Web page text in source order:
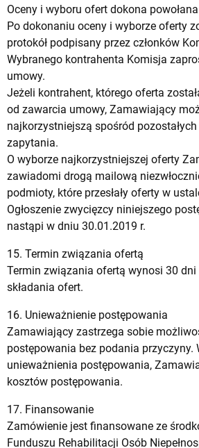
Oceny i wyboru ofert dokona
Po dokonaniu oceny i wyborze oferty
protokół podpisany przez członków
Wybranego kontrahenta Komisja
umowy.
Jeżeli kontrahent, którego oferta
od zawarcia umowy, Zamawiający
najkorzystniejszą spośród
zapytania.
O wyborze najkorzystniejszej oferty
zawiadomi drogą mailową
podmioty, które przesłały oferty w
Ogłoszenie zwycięzcy niniejszego
nastąpi w dniu 30.01.2019 r.
15. Termin związania ofertą
Termin związania ofertą wynosi 30 dni
składania ofert.
16. Unieważnienie postępowania
Zamawiający zastrzega sobie
postępowania bez podania przyczyny.
unieważnienia postępowania,
kosztów postępowania.
17. Finansowanie
Zamówienie jest finansowane ze
Funduszu Rehabilitacji Osób